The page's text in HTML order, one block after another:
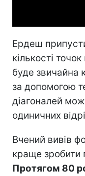
Ердеш
кількості
буде звичайна
за допомогою
діагоналей
одиничних
Вчений вивів
краще зробити
Протягом 80